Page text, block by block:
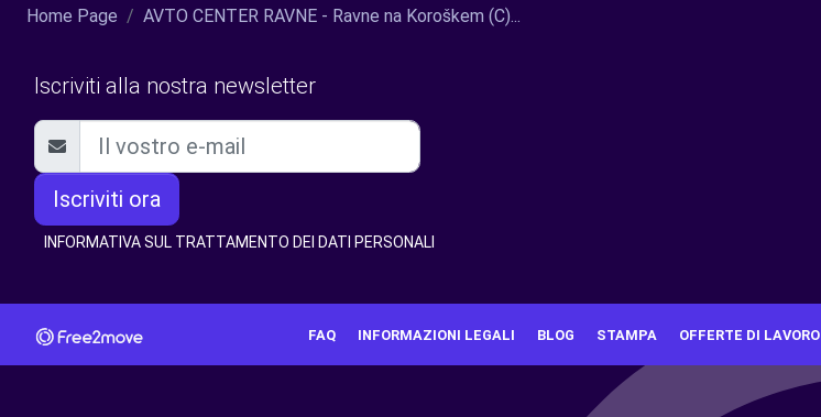
Home Page AVTO CENTER RAVNE - Ravne na Koroškem (C)...
Iscriviti alla nostra newsletter
Iscriviti ora
INFORMATIVA SUL TRATTAMENTO DEI DATI PERSONALI
FAQ INFORMAZIONI LEGALI BLOG STAMPA OFFERTE DI LAVORO